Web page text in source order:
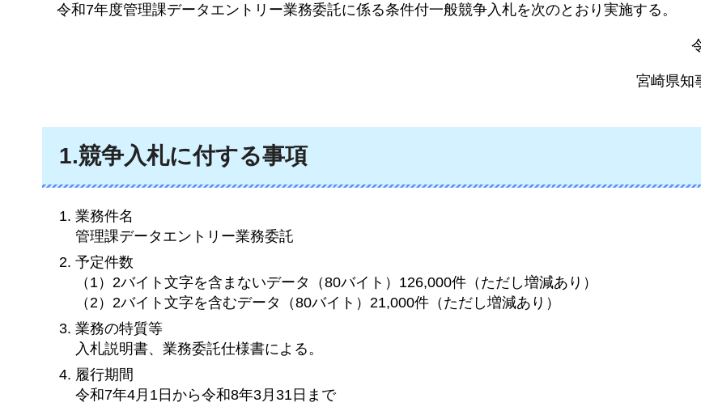
令和7年度管理課データエントリー業務委託に係る条件付一般競争入札を次のとおり実施する。
宮崎県知
1.競争入札に付する事項
業務件名
管理課データエントリー業務委託
予定件数
（1）2バイト文字を含まないデータ（80バイト）126,000件（ただし増減あり）
（2）2バイト文字を含むデータ（80バイト）21,000件（ただし増減あり）
業務の特質等
入札説明書、業務委託仕様書による。
履行期間
令和7年4月1日から令和8年3月31日まで